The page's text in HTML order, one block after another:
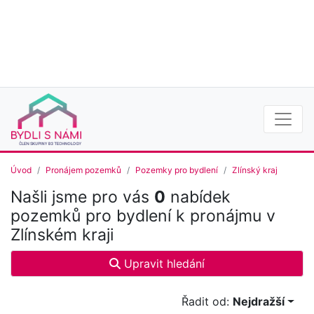
Úvod Pronájem pozemků Pozemky pro bydlení Zlínský kraj
Našli jsme pro vás 0 nabídek
pozemků pro bydlení k pronájmu v
Zlínském kraji
Upravit hledání
Řadit od: Nejdražší